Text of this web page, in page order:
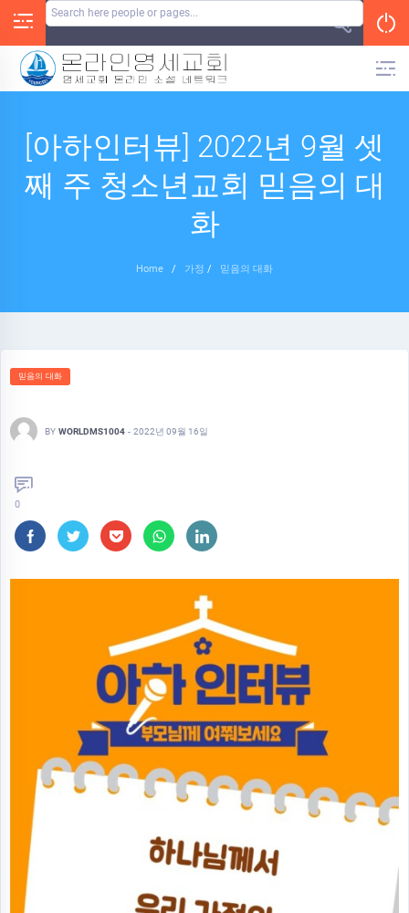
[아하인터뷰] 2022년 9월 셋
째 주 청소년교회 믿음의 대
화
Home / 가정 / 믿음의 대화
믿음의 대화
BY WORLDMS1004 - 2022년 09월 16일
0